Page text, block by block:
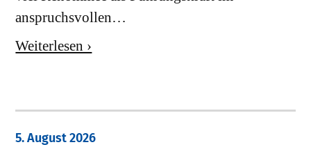
anspruchsvollen…
Weiterlesen ›
5. August 2026